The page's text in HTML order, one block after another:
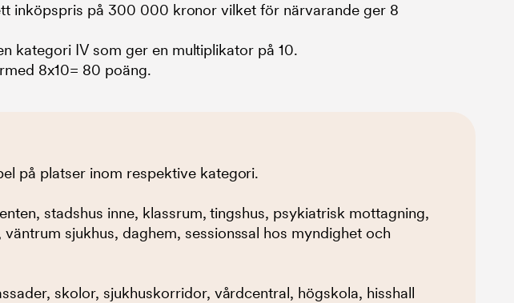
inköpspris på 300 000 kronor vilket för närvarande ger 8
kategori IV som ger en multiplikator på 10.
8x10= 80 poäng.
på platser inom respektive kategori.
stadshus inne, klassrum, tingshus, psykiatrisk mottagning,
sjukhus, daghem, sessionssal hos myndighet och
skolor, sjukhuskorridor, vårdcentral, högskola, hisshall